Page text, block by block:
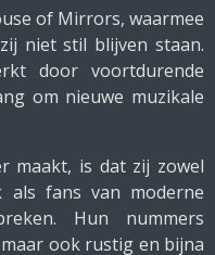
of Mirrors, waarmee
niet stil blijven staan.
door voortdurende
om nieuwe muzikale
maakt, is dat zij zowel
als fans van moderne
Hun nummers
ook rustig en bijna